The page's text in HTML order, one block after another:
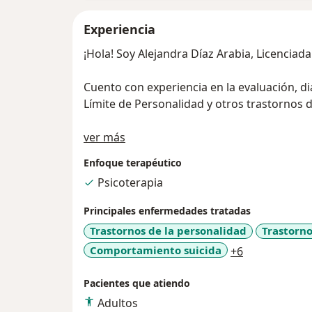
Experiencia
¡Hola! Soy Alejandra Díaz Arabia,
Cuento con experiencia en la evaluación,
Límite de Personalidad y otros trastornos
En mi práctica clínica privada, aplico
para mejorar la calidad de vida de
diagnóstico; así como también otras
(depresión, ansiedad, trastorno bipolar,
en las relaciones interpersonales, entre
Por otro lado, también cuento con
vocacional; dirigida a personas que
Atención en la modalidad online y
ver más
Enfoque terapéutico
Psicoterapia
Principales enfermedades tratadas
Trastornos de la personalidad
Comportamiento suicida
+6
Pacientes que atiendo
Adultos